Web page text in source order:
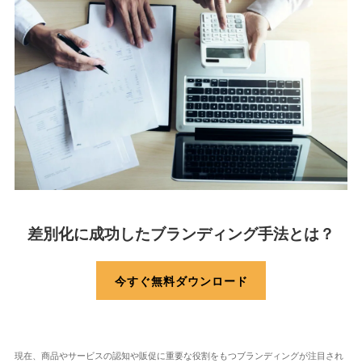
差別化に成功したブランディング手法とは？
今すぐ無料ダウンロード
現在、商品やサービスの認知や販促に重要な役割をもつブランディングが注目され